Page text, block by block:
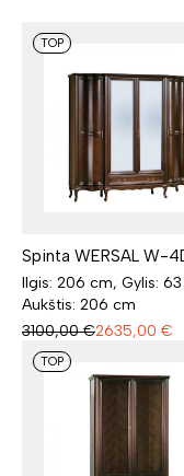
TOP
Spinta WERSAL W-
Ilgis: 206 cm, Gylis:
Aukštis: 206 cm
3100,00 €2635,00 €
TOP